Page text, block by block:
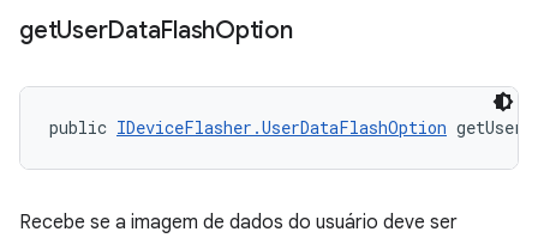
getUserDataFlashOption
public IDeviceFlasher.UserDataFlashOption
Recebe se a imagem de dados do usuário deve ser